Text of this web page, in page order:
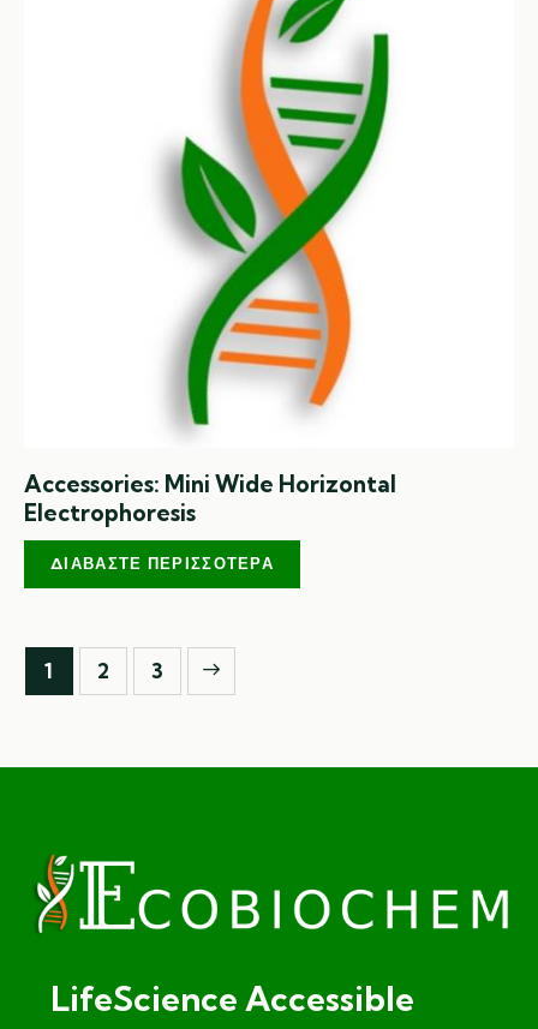
Accessories: Mini Wide Horizontal
Electrophoresis
ΔΙΑΒΆΣΤΕ ΠΕΡΙΣΣΌΤΕΡΑ
1 2 3
→
LifeScience Accessible